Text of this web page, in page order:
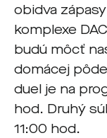
obidva
komplexe
budú môcť
domácej
duel je na
hod. Druhý
11:00 hod.